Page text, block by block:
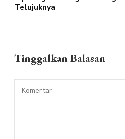
Telujuknya
Tinggalkan Balasan